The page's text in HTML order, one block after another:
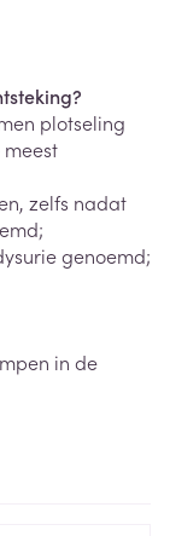
plotseling
zelfs nadat
genoemd;
in de